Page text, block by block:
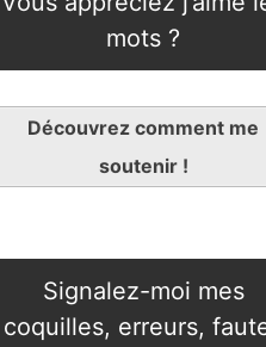
mots ?
Découvrez comment me
soutenir !
Signalez-moi mes
coquilles, erreurs,